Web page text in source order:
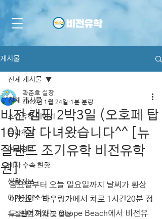
게시물
전체 게시물
조기유학 이야기
유학후기
여행정보
비자 수속 현황
생활정보
아카데미소식
뉴질랜드 기사 및 동향
전체 게시물
비전 캠핑 2박3일 (오호페 탑
10) 잘 다녀왔습니다^^ [뉴
질랜드 조기유학 비전유학
원]
곽준호 실장
2022년 1월 24일 1분 분량
금요일부터 오늘 일요일까지 날씨가 환상
이었죠^^ 타우랑가에서 차로 1시간20분 정
도 떨어져있는 Ohope Beach에서 비전유